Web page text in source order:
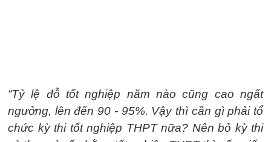
“Tỷ lệ đỗ tốt nghiệp năm nào cũng cao ngất
ngưởng, lên đến 90 - 95%. Vậy thì cần gì phải tổ
chức kỳ thi tốt nghiệp THPT nữa? Nên bỏ kỳ thi